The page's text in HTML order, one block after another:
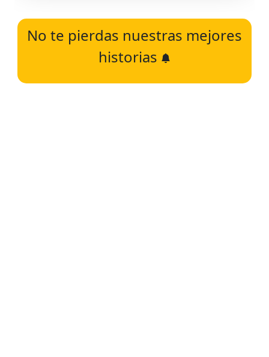
No te pierdas nuestras mejores
historias